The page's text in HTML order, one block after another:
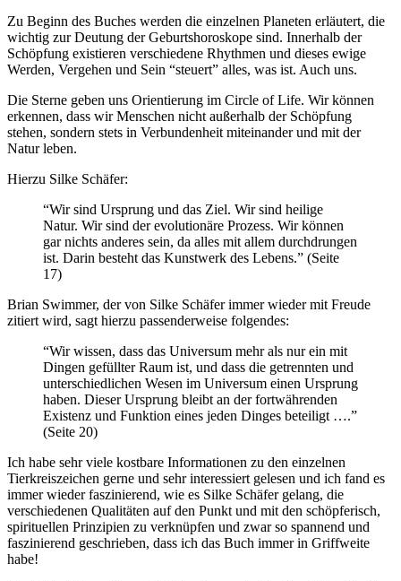
Zu Beginn des Buches werden die einzelnen Planeten erläutert, die
wichtig zur Deutung der Geburtshoroskope sind. Innerhalb der
Schöpfung existieren verschiedene Rhythmen und dieses ewige
Werden, Vergehen und Sein “steuert” alles, was ist. Auch uns.
Die Sterne geben uns Orientierung im Circle of Life. Wir können
erkennen, dass wir Menschen nicht außerhalb der Schöpfung
stehen, sondern stets in Verbundenheit miteinander und mit der
Natur leben.
Hierzu Silke Schäfer:
“Wir sind Ursprung und das Ziel. Wir sind heilige
Natur. Wir sind der evolutionäre Prozess. Wir können
gar nichts anderes sein, da alles mit allem durchdrungen
ist. Darin besteht das Kunstwerk des Lebens.” (Seite
17)
Brian Swimmer, der von Silke Schäfer immer wieder mit Freude
zitiert wird, sagt hierzu passenderweise folgendes:
“Wir wissen, dass das Universum mehr als nur ein mit
Dingen gefüllter Raum ist, und dass die getrennten und
unterschiedlichen Wesen im Universum einen Ursprung
haben. Dieser Ursprung bleibt an der fortwährenden
Existenz und Funktion eines jeden Dinges beteiligt ….”
(Seite 20)
Ich habe sehr viele kostbare Informationen zu den einzelnen
Tierkreiszeichen gerne und sehr interessiert gelesen und ich fand es
immer wieder faszinierend, wie es Silke Schäfer gelang, die
verschiedenen Qualitäten auf den Punkt und mit den schöpferisch,
spirituellen Prinzipien zu verknüpfen und zwar so spannend und
faszinierend geschrieben, dass ich das Buch immer in Griffweite
habe!